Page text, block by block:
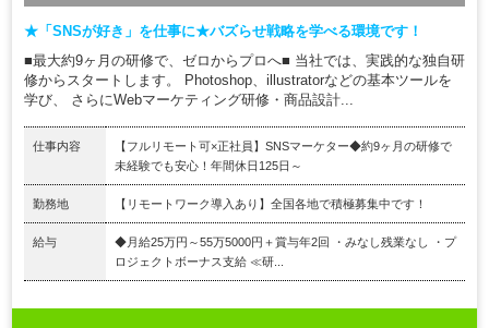
★「SNSが好き」を仕事に★バズらせ戦略を学べる環境です！
■最大約9ヶ月の研修で、ゼロからプロへ■ 当社では、実践的な独自研
修からスタートします。 Photoshop、illustratorなどの基本ツールを
学び、 さらにWebマーケティング研修・商品設計...
仕事内容
【フルリモート可×正社員】SNSマーケター◆約9ヶ月の研修で
未経験でも安心！年間休日125日～
勤務地 【リモートワーク導入あり】全国各地で積極募集中です！
給与
◆月給25万円～55万5000円＋賞与年2回 ・みなし残業なし ・プ
ロジェクトボーナス支給 ≪研...